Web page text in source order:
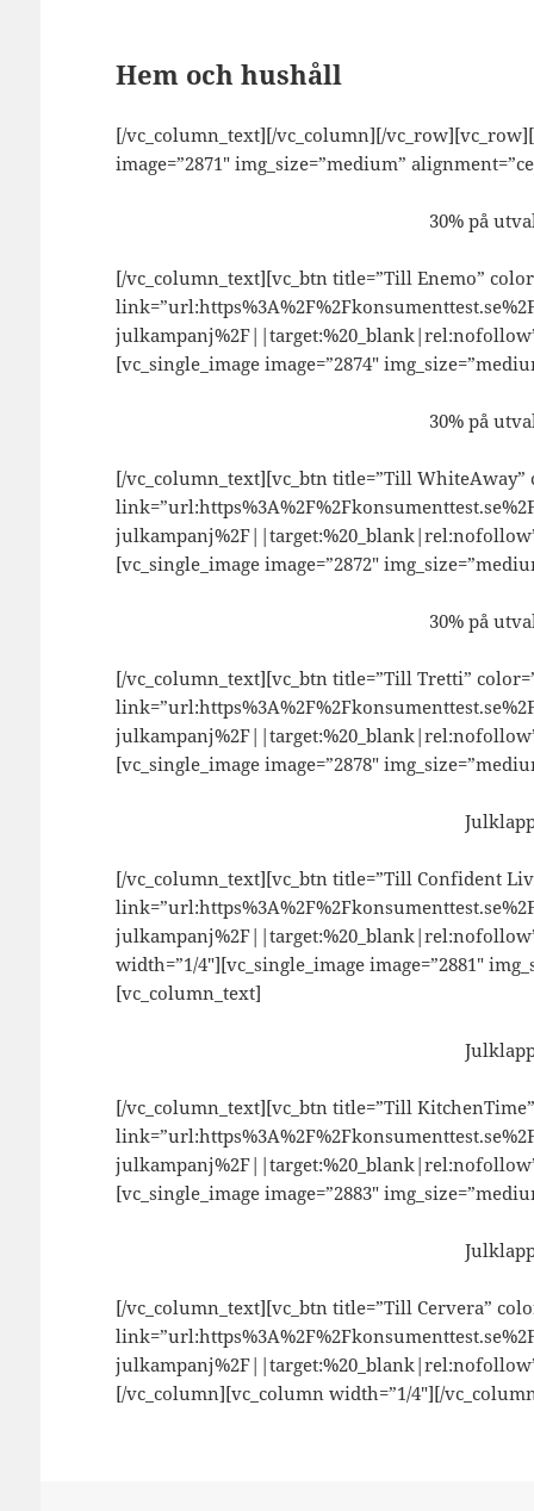
Hem och hushåll
[/vc_column_text][/vc_column][/
image=”2871″ img_size=”medium”
30% på
[/vc_column_text][vc_btn title=”Till Enemo”
[vc_single_image image=”2874″
30% på
[/vc_column_text][vc_btn title=”Till WhiteAway”
[vc_single_image image=”2872″
30% på
[/vc_column_text][vc_btn title=”Till Tretti”
[vc_single_image image=”2878″
[/vc_column_text][vc_btn title=”Till Confident
width=”1/4″][vc_single_image image=”2881″
[vc_column_text]
[/vc_column_text][vc_btn title=”Till
[vc_single_image image=”2883″
[/vc_column_text][vc_btn title=”Till Cervera”
[/vc_column][vc_column width=”1/4″][/